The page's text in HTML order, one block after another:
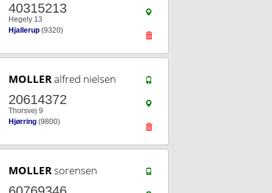
40315213
Hegely 13
Hjallerup (9320)
MOLLERalfred nielsen
20614372
Thorsvej 9
Hjørring (9800)
MOLLERsorensen